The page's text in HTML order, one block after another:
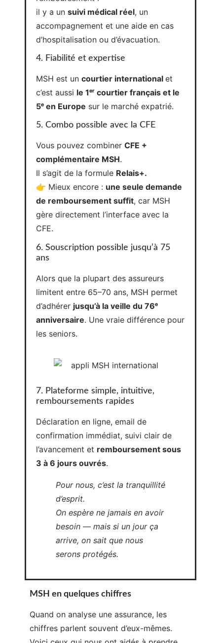
MSH est uncourtier international
c’est aussile 1ᵉʳ courtier français et le
5ᵉ en Europesur le marché expatrié.
5. Combo possible avec la CFE
Vous pouvez combinerCFE +
complémentaire MSH.
Il s’agit de la formuleRelais+.
👉 Mieux encore :une seule demande
gère directement l’interface avec la
CFE.
6. Souscription possible jusqu’à 75
ans
Alors que la plupart des assureurs
limitent entre 65–70 ans, MSH permet
d’adhérerjusqu’à la veille du 76ᵉ
anniversaire
remboursements rapides
Déclaration en ligne, email de
confirmation immédiat, suivi clair de
l’avancement etremboursement sous
3 à 6 jours ouvrés .
Pour nous, c’est la tranquillité
d’esprit.
On espère ne jamais en avoir
besoin — mais si un jour ça
serons protégés.
MSH en quelques chiffres
Quand on analyse une assurance, les
Voici ceux qui nous ont aidés à prendre
notre décision 👇
🌍+700 000 assurés dans le monde
🏢7 000 entreprises & organisations